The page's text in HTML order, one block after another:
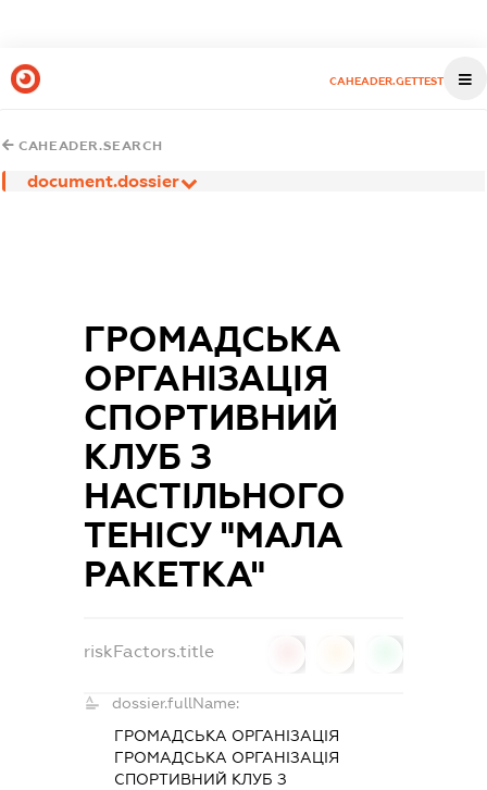
CAHEADER.GETTEST
CAHEADER.SEARCH
document.dossier
ГРОМАДСЬКА
ОРГАНІЗАЦІЯ
СПОРТИВНИЙ
КЛУБ З
НАСТІЛЬНОГО
ТЕНІСУ "МАЛА
РАКЕТКА"
riskFactors.title
dossier.fullName:
ГРОМАДСЬКА ОРГАНІЗАЦІЯ
ГРОМАДСЬКА ОРГАНІЗАЦІЯ
СПОРТИВНИЙ КЛУБ З